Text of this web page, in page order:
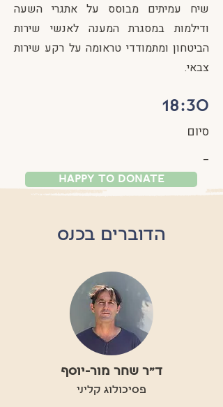
שיח עמיתים מבוסס על אתגרי השעה
ודילמות במסגרת המענה לאנשי שירות
הביטחון ומתמודדי טראומה על רקע שירות
צבאי.
18:30
סיום
​_
Happy To Donate
הדוברים בכנס
ד״ר שחר מור-יוסף
פסיכולוג קליני